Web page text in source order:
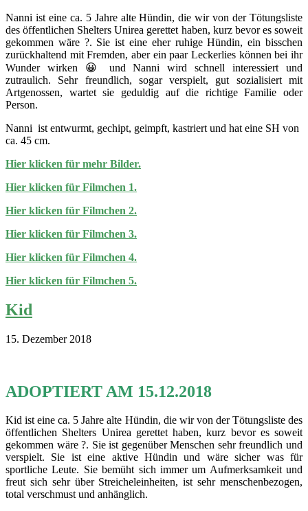
Nanni ist eine ca. 5 Jahre alte Hündin, die wir von der Tötungsliste
des öffentlichen Shelters Unirea gerettet haben, kurz bevor es soweit
gekommen wäre ?. Sie ist eine eher ruhige Hündin, ein bisschen
zurückhaltend mit Fremden, aber ein paar Leckerlies können bei ihr
Wunder wirken 😀 und Nanni wird schnell interessiert und
zutraulich. Sehr freundlich, sogar verspielt, gut sozialisiert mit
Artgenossen, wartet sie geduldig auf die richtige Familie oder
Person.
Nanni ist entwurmt, gechipt, geimpft, kastriert und hat eine SH von
ca. 45 cm.
Hier klicken für mehr Bilder.
Hier klicken für Filmchen 1.
Hier klicken für Filmchen 2.
Hier klicken für Filmchen 3.
Hier klicken für Filmchen 4.
Hier klicken für Filmchen 5.
Kid
15. Dezember 2018
ADOPTIERT AM 15.12.2018
Kid ist eine ca. 5 Jahre alte Hündin, die wir von der Tötungsliste des
öffentlichen Shelters Unirea gerettet haben, kurz bevor es soweit
gekommen wäre ?. Sie ist gegenüber Menschen sehr freundlich und
verspielt. Sie ist eine aktive Hündin und wäre sicher was für
sportliche Leute. Sie bemüht sich immer um Aufmerksamkeit und
freut sich sehr über Streicheleinheiten, ist sehr menschenbezogen,
total verschmust und anhänglich.